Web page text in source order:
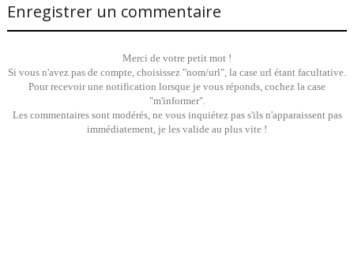
Enregistrer un commentaire
Merci de votre petit mot !
Si vous n'avez pas de compte, choisissez "nom/url", la case url étant facultative.
Pour recevoir une notification lorsque je vous réponds, cochez la case
"m'informer".
Les commentaires sont modérés, ne vous inquiétez pas s'ils n'apparaissent pas
immédiatement, je les valide au plus vite !